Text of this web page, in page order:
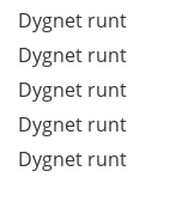
Dygnet runt
Dygnet runt
Dygnet runt
Dygnet runt
Dygnet runt